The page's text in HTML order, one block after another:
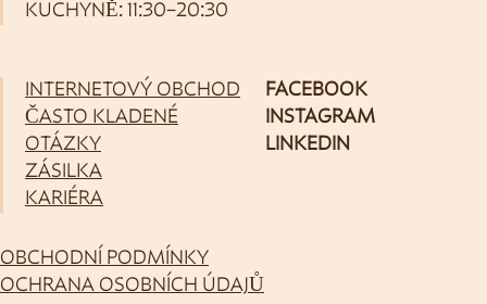
KUCHYNĚ: 11:30–20:30
INTERNETOVÝ OBCHOD
ČASTO KLADENÉ
OTÁZKY
ZÁSILKA
KARIÉRA
FACEBOOK
INSTAGRAM
LINKEDIN
OBCHODNÍ PODMÍNKY
OCHRANA OSOBNÍCH ÚDAJŮ